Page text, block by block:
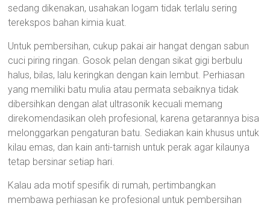
sedang dikenakan, usahakan logam tidak terlalu sering
terekspos bahan kimia kuat.
Untuk pembersihan, cukup pakai air hangat dengan sabun
cuci piring ringan. Gosok pelan dengan sikat gigi berbulu
halus, bilas, lalu keringkan dengan kain lembut. Perhiasan
yang memiliki batu mulia atau permata sebaiknya tidak
dibersihkan dengan alat ultrasonik kecuali memang
direkomendasikan oleh profesional, karena getarannya bisa
melonggarkan pengaturan batu. Sediakan kain khusus untuk
kilau emas, dan kain anti-tarnish untuk perak agar kilaunya
tetap bersinar setiap hari.
Kalau ada motif spesifik di rumah, pertimbangkan
membawa perhiasan ke profesional untuk pembersihan